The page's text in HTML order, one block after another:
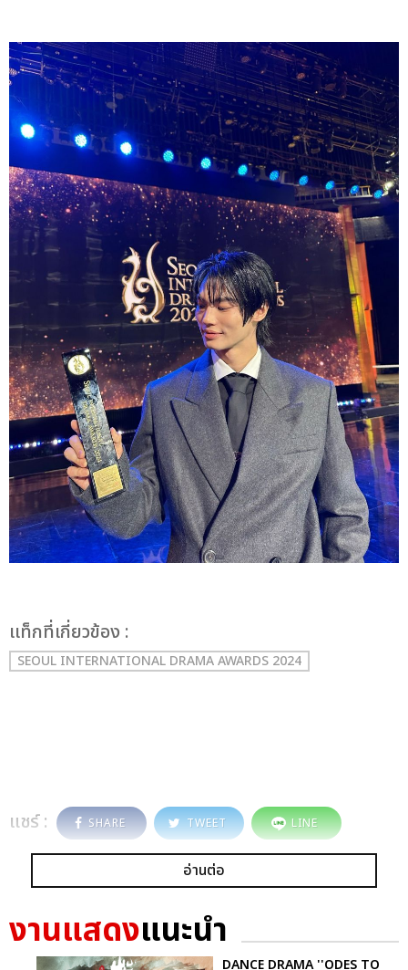
เเท็กที่เกี่ยวข้อง :
SEOUL INTERNATIONAL DRAMA AWARDS 2024
แชร์ : SHARE TWEET LINE
อ่านต่อ
งานแสดงแนะนำ
DANCE DRAMA ''ODES TO